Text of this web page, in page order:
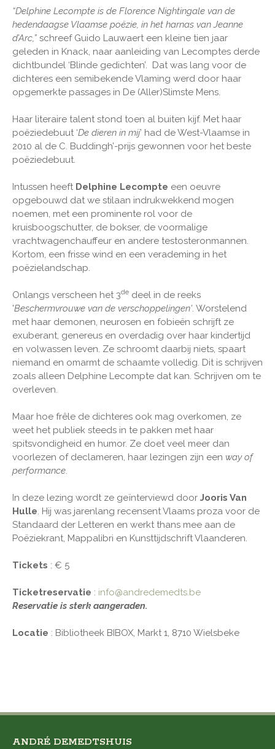
“Delphine Lecompte is de Florence Nightingale van de
hedendaagse Vlaamse poëzie, in het harnas van Jeanne
d’Arc,” schreef Guido Lauwaert een kleine tien jaar
geleden in Knack, naar aanleiding van Lecomptes derde
dichtbundel ‘Blinde gedichten’. Dat was lang voor de
dichteres een semibekende Vlaming werd door haar
opgemerkte passages in De (Aller)Slimste Mens.
Haar literaire talent stond toen al buiten kijf. Met haar
poëziedebuut ‘De dieren in mij’ had de West-Vlaamse in
2010 al de C. Buddingh’-prijs gewonnen voor het beste
poëziedebuut.
Intussen heeft Delphine Lecompte een oeuvre
opgebouwd dat we stilaan indrukwekkend mogen
noemen, met een prominente rol voor de
kruisboogschutter, de bokser, de voormalige
vrachtwagenchauffeur en andere testosteronmannen.
Kortom, een frisse wind en een verademing in het
poëzielandschap.
Onlangs verscheen het 3de deel in de reeks
'Beschermvrouwe van de verschoppelingen'. Worstelend
met haar demonen, neurosen en fobieën schrijft ze
exuberant, genereus en overdadig over haar kindertijd
en volwassen leven. Ze schroomt daarbij niets, spaart
niemand en omarmt de schaamte volledig. Dit is schrijven
zoals alleen Delphine Lecompte dat kan. Schrijven om te
overleven.
Maar hoe frêle de dichteres ook mag overkomen, ze
weet het publiek steeds in te pakken met haar
spitsvondigheid en humor. Ze doet veel meer dan
voorlezen of declameren, haar lezingen zijn een way of
performance.
In deze lezing wordt ze geïnterviewd door Jooris Van
Hulle. Hij was jarenlang recensent Vlaams proza voor de
Standaard der Letteren en werkt thans mee aan de
Poëziekrant, Mappalibri en Kunsttijdschrift Vlaanderen.
Tickets : € 5
Ticketreservatie : info@andredemedts.be
Reservatie is sterk aangeraden.
Locatie : Bibliotheek BIBOX, Markt 1, 8710 Wielsbeke
ANDRÉ DEMEDTSHUIS